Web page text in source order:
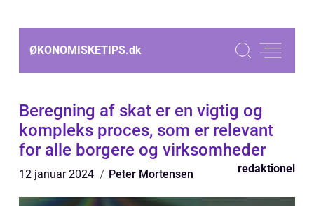
ØKONOMISKETIPS.dk
Beregning af skat er en vigtig og
kompleks proces, som er relevant
for alle borgere og virksomheder
12 januar 2024 Peter Mortensen redaktionel